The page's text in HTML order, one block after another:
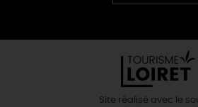
Chinese
Site réalisé avec le